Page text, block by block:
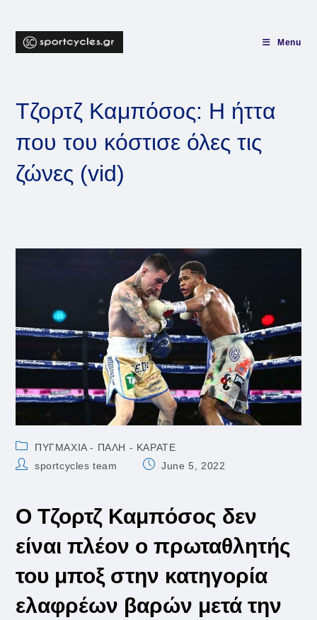
content
Menu
Τζορτζ Καμπόσος: Η ήττα
που του κόστισε όλες τις
ζώνες (vid)
Post
category:
ΠΥΓΜΑΧΙΑ - ΠΑΛΗ - ΚΑΡΑΤΕ
Postsportcycles team
PostJune 5, 2022
Ο Τζορτζ Καμπόσος δεν
είναι πλέον ο πρωταθλητής
του μποξ στην κατηγορία
ελαφρέων βαρών μετά την